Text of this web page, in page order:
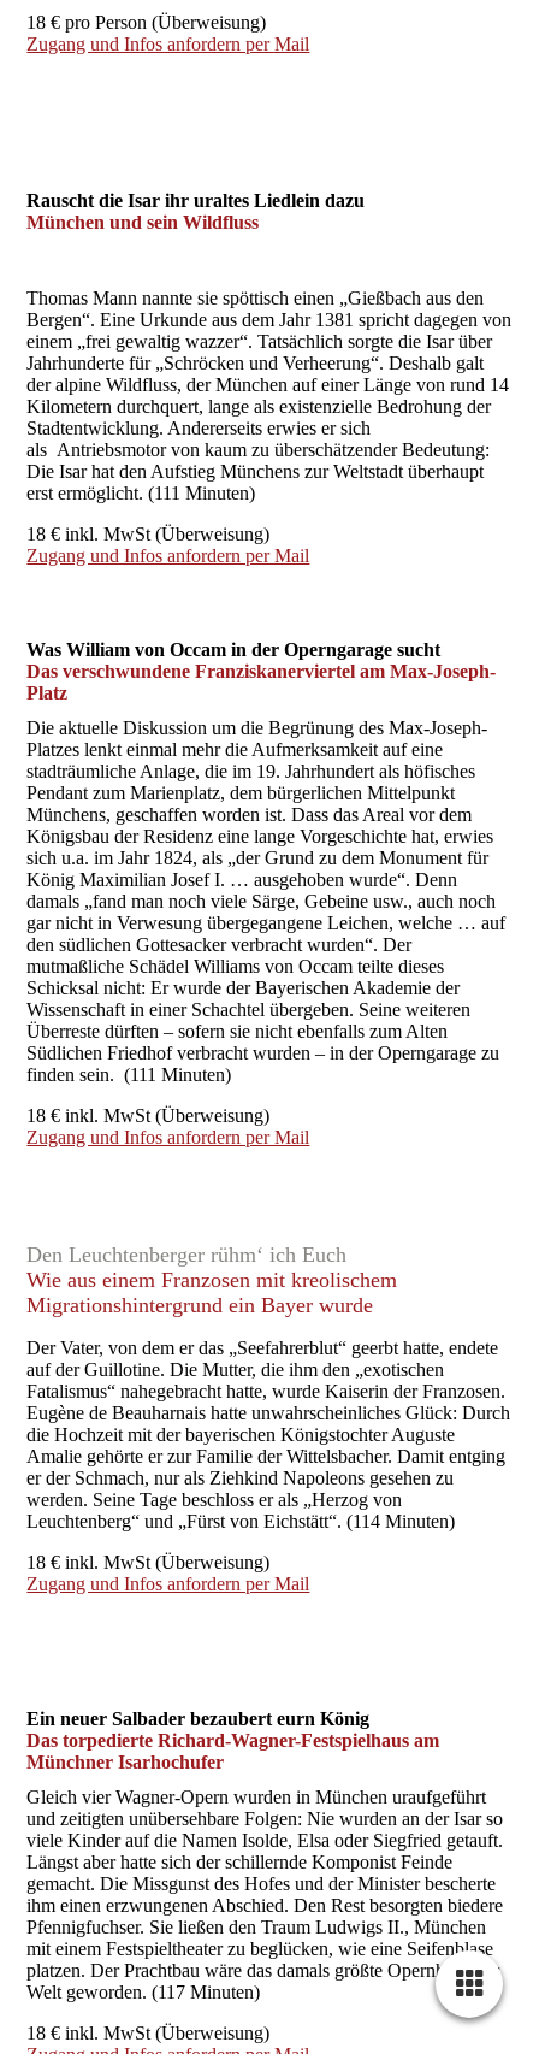
18 € pro Person (Überweisung)
Zugang und Infos anfordern per Mail
Rauscht die Isar ihr uraltes Liedlein dazu
München und sein Wildfluss
Thomas Mann nannte sie spöttisch einen „Gießbach aus den
Bergen“. Eine Urkunde aus dem Jahr 1381 spricht dagegen von
einem „frei gewaltig wazzer“. Tatsächlich sorgte die Isar über
Jahrhunderte für „Schröcken und Verheerung“. Deshalb galt
der alpine Wildfluss, der München auf einer Länge von rund 14
Kilometern durchquert, lange als existenzielle Bedrohung der
Stadtentwicklung. Andererseits erwies er sich
als Antriebsmotor von kaum zu überschätzender Bedeutung:
Die Isar hat den Aufstieg Münchens zur Weltstadt überhaupt
erst ermöglicht. (111 Minuten)
18 € inkl. MwSt (Überweisung)
Zugang und Infos anfordern per Mail
Was William von Occam in der Operngarage sucht
Das verschwundene Franziskanerviertel am Max-Joseph-
Platz
Die aktuelle Diskussion um die Begrünung des Max-Joseph-
Platzes lenkt einmal mehr die Aufmerksamkeit auf eine
stadträumliche Anlage, die im 19. Jahrhundert als höfisches
Pendant zum Marienplatz, dem bürgerlichen Mittelpunkt
Münchens, geschaffen worden ist. Dass das Areal vor dem
Königsbau der Residenz eine lange Vorgeschichte hat, erwies
sich u.a. im Jahr 1824, als „der Grund zu dem Monument für
König Maximilian Josef I. … ausgehoben wurde“. Denn
damals „fand man noch viele Särge, Gebeine usw., auch noch
gar nicht in Verwesung übergegangene Leichen, welche … auf
den südlichen Gottesacker verbracht wurden“. Der
mutmaßliche Schädel Williams von Occam teilte dieses
Schicksal nicht: Er wurde der Bayerischen Akademie der
Wissenschaft in einer Schachtel übergeben. Seine weiteren
Überreste dürften – sofern sie nicht ebenfalls zum Alten
Südlichen Friedhof verbracht wurden – in der Operngarage zu
finden sein. (111 Minuten)
18 € inkl. MwSt (Überweisung)
Zugang und Infos anfordern per Mail
Den Leuchtenberger rühm‘ ich Euch
Wie aus einem Franzosen mit kreolischem
Migrationshintergrund ein Bayer wurde
Der Vater, von dem er das „Seefahrerblut“ geerbt hatte, endete
auf der Guillotine. Die Mutter, die ihm den „exotischen
Fatalismus“ nahegebracht hatte, wurde Kaiserin der Franzosen.
Eugène de Beauharnais hatte unwahrscheinliches Glück: Durch
die Hochzeit mit der bayerischen Königstochter Auguste
Amalie gehörte er zur Familie der Wittelsbacher. Damit entging
er der Schmach, nur als Ziehkind Napoleons gesehen zu
werden. Seine Tage beschloss er als „Herzog von
Leuchtenberg“ und „Fürst von Eichstätt“. (114 Minuten)
18 € inkl. MwSt (Überweisung)
Zugang und Infos anfordern per Mail
Ein neuer Salbader bezaubert eurn König
Das torpedierte Richard-Wagner-Festspielhaus am
Münchner Isarhochufer
Gleich vier Wagner-Opern wurden in München uraufgeführt
und zeitigten unübersehbare Folgen: Nie wurden an der Isar so
viele Kinder auf die Namen Isolde, Elsa oder Siegfried getauft.
Längst aber hatte sich der schillernde Komponist Feinde
gemacht. Die Missgunst des Hofes und der Minister bescherte
ihm einen erzwungenen Abschied. Den Rest besorgten biedere
Pfennigfuchser. Sie ließen den Traum Ludwigs II., München
mit einem Festspieltheater zu beglücken, wie eine Seifenblase
platzen. Der Prachtbau wäre das damals größte Opernhaus der
Welt geworden. (117 Minuten)
18 € inkl. MwSt (Überweisung)